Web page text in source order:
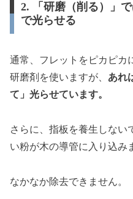
2. 「研磨（削る）」
で光らせる
通常、フレットをピカピカ
研磨剤を使いますが、 あれ
て」光らせています。
さらに、指板を養生しない
い粉が木の導管に入り込み
なかなか除去できません。